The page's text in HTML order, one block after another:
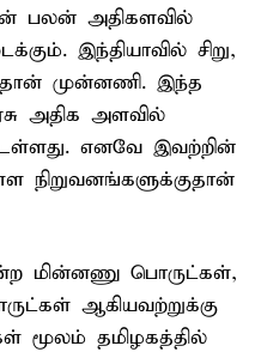
பலன் அதிகளவில்
இந்தியாவில் சிறு,
முன்னணி. இந்த
அதிக அளவில்
எனவே இவற்றின்
மின்னணு பொருட்கள்,
ஆகியவற்றுக்கு
மூலம் தமிழகத்தில்